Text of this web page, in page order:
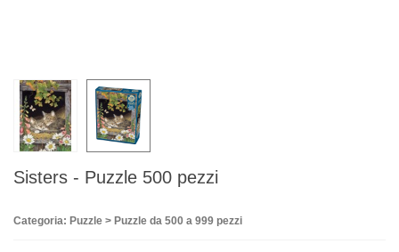
Sisters - Puzzle 500 pezzi
Categoria: Puzzle > Puzzle da 500 a 999 pezzi